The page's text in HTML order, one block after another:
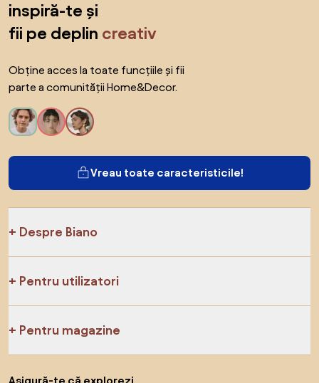
inspiră-te și
fii pe deplin creativ
Obține acces la toate funcțiile și fii
parte a comunității Home&Decor.
Vreau toate caracteristicile!
Despre Biano
Pentru utilizatori
Pentru magazine
Asigură-te că explorezi